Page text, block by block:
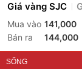
Giá vàng SJC
Mua vào 141,000
Bán ra
144,000
SỐNG